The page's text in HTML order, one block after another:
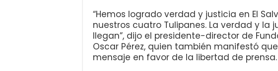
“Hemos logrado verdad y justicia en El
nuestros cuatro Tulipanes. La verdad y la
llegan”, dijo el presidente-director de
Oscar Pérez, quien también manifestó
mensaje en favor de la libertad de prensa.